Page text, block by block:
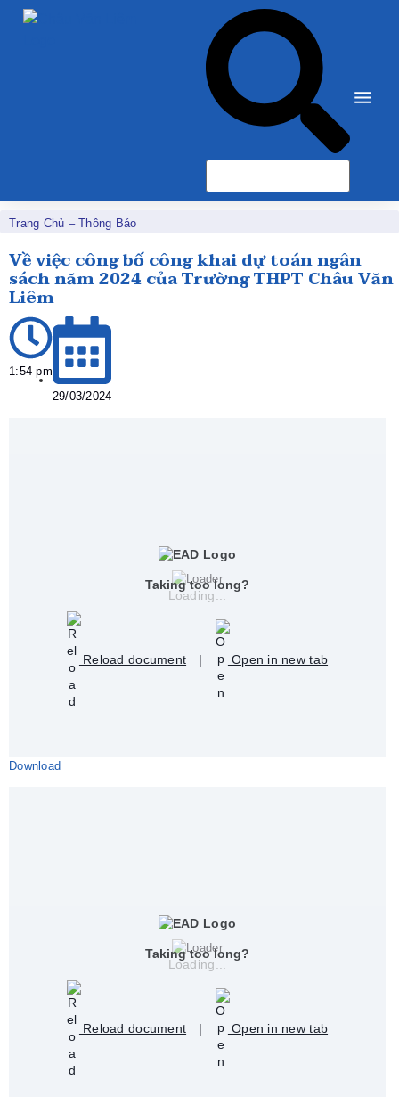
Trang Chủ –Thông Báo
Về việc công bố công khai dự toán ngân
sách năm 2024 của Trường THPT Châu Văn
Liêm
1:54 pm
29/03/2024
Loading...
Taking too long?
Reload document | Open in new tab
Download
Loading...
Taking too long?
Reload document | Open in new tab